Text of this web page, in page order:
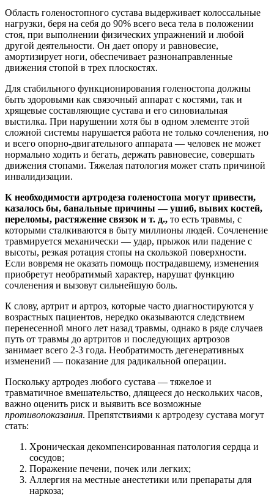
Область голеностопного сустава выдерживает колоссальные
нагрузки, беря на себя до 90% всего веса тела в положении
стоя, при выполнении физических упражнений и любой
другой деятельности. Он дает опору и равновесие,
амортизирует ноги, обеспечивает разнонаправленные
движения стопой в трех плоскостях.
Для стабильного функционирования голеностопа должны
быть здоровыми как связочный аппарат с костями, так и
хрящевые составляющие сустава и его синовиальная
выстилка. При нарушении хотя бы в одном элементе этой
сложной системы нарушается работа не только сочленения, но
и всего опорно-двигательного аппарата — человек не может
нормально ходить и бегать, держать равновесие, совершать
движения стопами. Тяжелая патология может стать причиной
инвалидизации.
К необходимости артродеза голеностопа могут привести,
казалось бы, банальные причины — ушиб, вывих костей,
переломы, растяжение связок и т. д., то есть травмы, с
которыми сталкиваются в быту миллионы людей. Сочленение
травмируется механически — удар, прыжок или падение с
высоты, резкая ротация стопы на скользкой поверхности.
Если вовремя не оказать помощь пострадавшему, изменения
приобретут необратимый характер, нарушат функцию
сочленения и вызовут сильнейшую боль.
К слову, артрит и артроз, которые часто диагностируются у
возрастных пациентов, нередко оказываются следствием
перенесенной много лет назад травмы, однако в ряде случаев
путь от травмы до артритов и последующих артрозов
занимает всего 2-3 года. Необратимость дегенеративных
изменений — показание для радикальной операции.
Поскольку артродез любого сустава — тяжелое и
травматичное вмешательство, длящееся до нескольких часов,
важно оценить риск и выявить все возможные
противопоказания. Препятствиями к артродезу сустава могут
стать:
Хроническая декомпенсированная патология сердца и
сосудов;
Поражение печени, почек или легких;
Аллергия на местные анестетики или препараты для
наркоза;